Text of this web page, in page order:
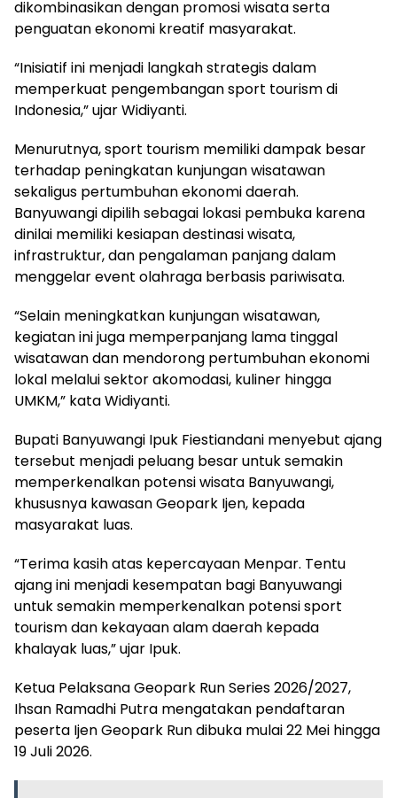
dikombinasikan dengan promosi wisata serta
penguatan ekonomi kreatif masyarakat.
“Inisiatif ini menjadi langkah strategis dalam
memperkuat pengembangan sport tourism di
Indonesia,” ujar Widiyanti.
Menurutnya, sport tourism memiliki dampak besar
terhadap peningkatan kunjungan wisatawan
sekaligus pertumbuhan ekonomi daerah.
Banyuwangi dipilih sebagai lokasi pembuka karena
dinilai memiliki kesiapan destinasi wisata,
infrastruktur, dan pengalaman panjang dalam
menggelar event olahraga berbasis pariwisata.
“Selain meningkatkan kunjungan wisatawan,
kegiatan ini juga memperpanjang lama tinggal
wisatawan dan mendorong pertumbuhan ekonomi
lokal melalui sektor akomodasi, kuliner hingga
UMKM,” kata Widiyanti.
Bupati Banyuwangi Ipuk Fiestiandani menyebut ajang
tersebut menjadi peluang besar untuk semakin
memperkenalkan potensi wisata Banyuwangi,
khususnya kawasan Geopark Ijen, kepada
masyarakat luas.
“Terima kasih atas kepercayaan Menpar. Tentu
ajang ini menjadi kesempatan bagi Banyuwangi
untuk semakin memperkenalkan potensi sport
tourism dan kekayaan alam daerah kepada
khalayak luas,” ujar Ipuk.
Ketua Pelaksana Geopark Run Series 2026/2027,
Ihsan Ramadhi Putra mengatakan pendaftaran
peserta Ijen Geopark Run dibuka mulai 22 Mei hingga
19 Juli 2026.